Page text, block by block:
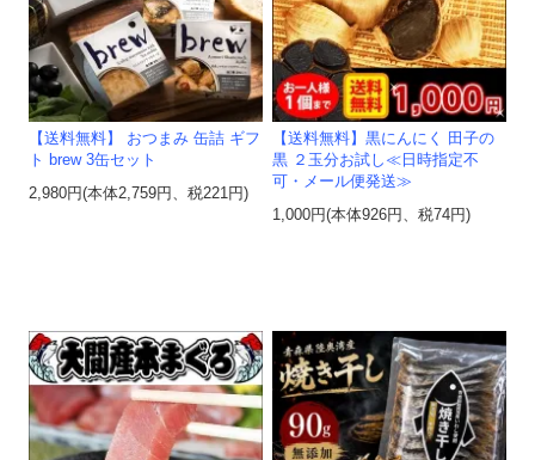
【送料無料】 おつまみ 缶詰 ギフ
ト brew 3缶セット
2,980円(本体2,759円、税221円)
【送料無料】黒にんにく 田子の
黒 ２玉分お試し≪日時指定不
可・メール便発送≫
1,000円(本体926円、税74円)